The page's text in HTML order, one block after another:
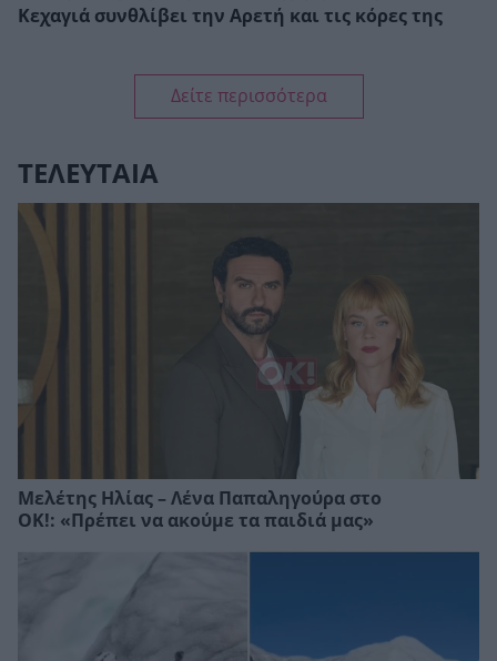
Κεχαγιά συνθλίβει την Αρετή και τις κόρες της
Δείτε περισσότερα
ΤΕΛΕΥΤΑΙΑ
Μελέτης Ηλίας – Λένα Παπαληγούρα στο
ΟΚ!: «Πρέπει να ακούμε τα παιδιά μας»